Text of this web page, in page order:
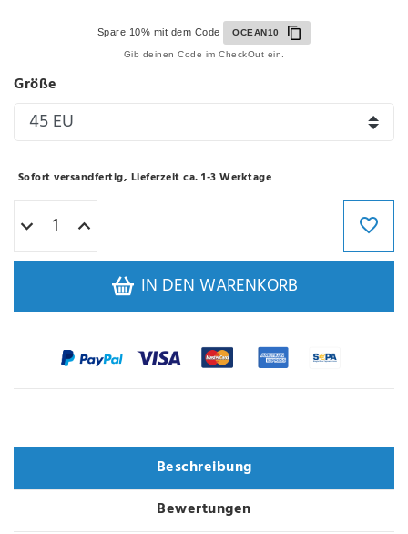
Spare 10% mit dem Code OCEAN10
Gib deinen Code im CheckOut ein.
Größe
Sofort versandfertig, Lieferzeit ca. 1-3 Werktage
IN DEN WARENKORB
Beschreibung
Bewertungen